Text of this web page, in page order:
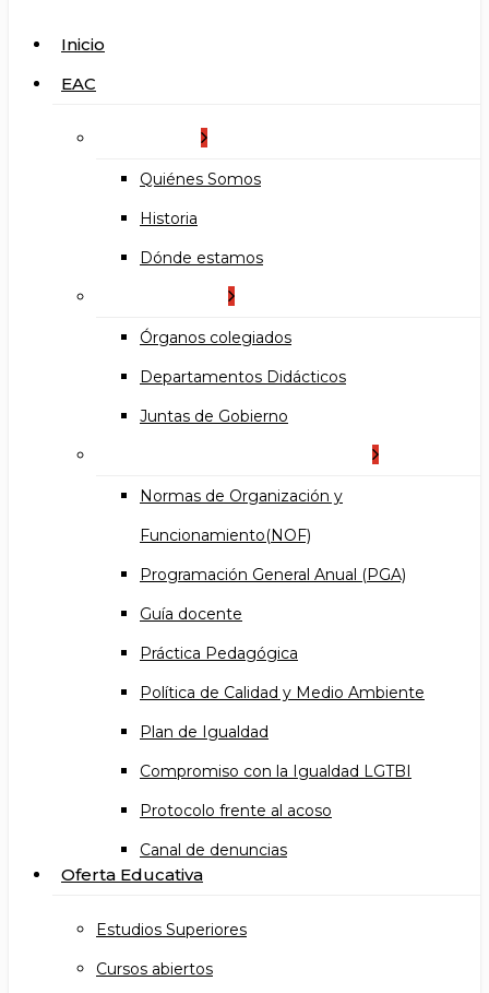
search
Menu
Inicio
EAC
Quiénes Somos
Historia
Dónde estamos
Órganos colegiados
Departamentos Didácticos
Juntas de Gobierno
Normas de Organización y
Funcionamiento(NOF)
Programación General Anual (PGA)
Guía docente
Práctica Pedagógica
Política de Calidad y Medio Ambiente
Plan de Igualdad
Compromiso con la Igualdad LGTBI
Protocolo frente al acoso
Canal de denuncias
Oferta Educativa
Estudios Superiores
Cursos abiertos